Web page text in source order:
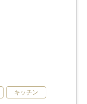
キッチン